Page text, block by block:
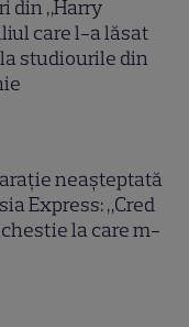
din „Harry
care l-a lăsat
studiourile din
neașteptată
Express: „Cred
la care m-